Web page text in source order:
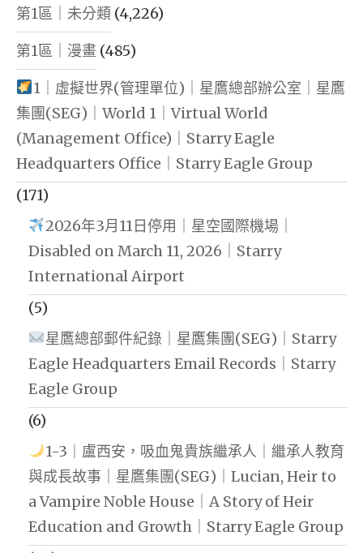
第1區｜未分類 (4,226)
第1區｜漫畫 (485)
1｜虛擬世界(管理單位)｜星鷹總部辦公室｜星鷹
集團(SEG)｜World 1｜Virtual World
(Management Office)｜Starry Eagle
Headquarters Office｜Starry Eagle Group
(171)
2026年3月11日停用｜星空國際機場｜
Disabled on March 11, 2026｜Starry
International Airport
(5)
星鷹總部郵件紀錄｜星鷹集團(SEG)｜Starry
Eagle Headquarters Email Records｜Starry
Eagle Group
(6)
1-3｜盧西安，吸血鬼貴族繼承人｜繼承人教育
與成長故事｜星鷹集團(SEG)｜Lucian, Heir to
a Vampire Noble House｜A Story of Heir
Education and Growth｜Starry Eagle Group